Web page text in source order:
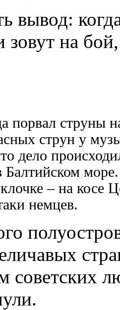
вывод:
на
порвал струны
струн у
дело
Балтийском
– на косе
немцев.
советских